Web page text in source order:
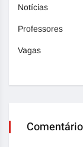
Notícias
Professores
Vagas